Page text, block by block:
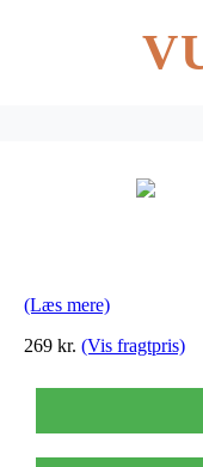
(Læs mere)
269 kr. (Vis fragtpris)